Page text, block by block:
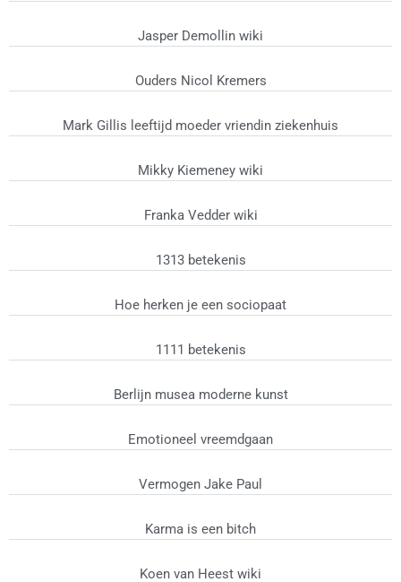
Jasper Demollin wiki
Ouders Nicol Kremers
Mark Gillis leeftijd moeder vriendin ziekenhuis
Mikky Kiemeney wiki
Franka Vedder wiki
1313 betekenis
Hoe herken je een sociopaat
1111 betekenis
Berlijn musea moderne kunst
Emotioneel vreemdgaan
Vermogen Jake Paul
Karma is een bitch
Koen van Heest wiki